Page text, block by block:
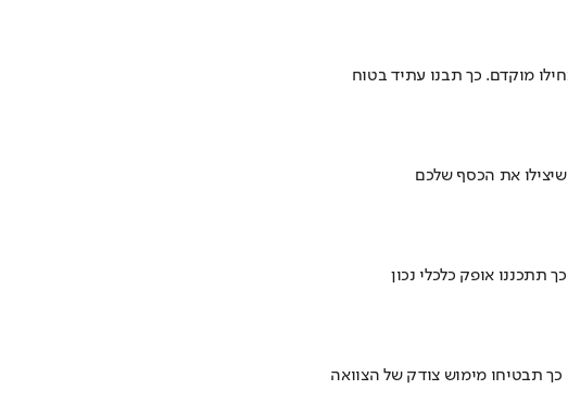
מוקדם. כך תבנו עתיד בטוח
את הכסף שלכם
תתכננו אופק כלכלי נכון
תבטיחו מימוש צודק של הצוואה